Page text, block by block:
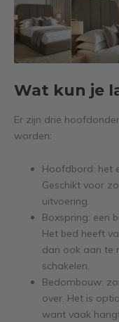
Wat kun je
Er zijn drie
worden:
Hoofdbord: het
Geschikt voor
uitvoering.
Boxspring: een
Het bed heeft
dan ook aan te
schakelen.
Bedombouw:
over. Het is
want vaak